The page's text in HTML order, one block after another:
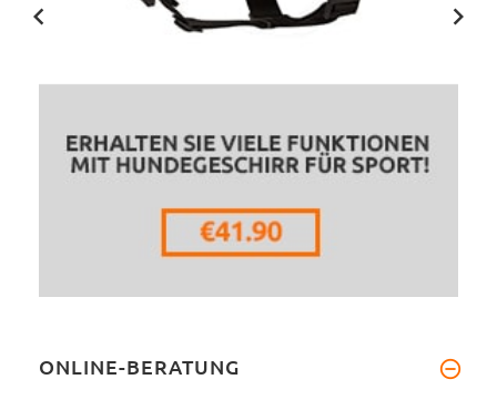
ONLINE-BERATUNG